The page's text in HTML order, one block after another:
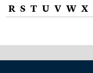
R S T U V W X